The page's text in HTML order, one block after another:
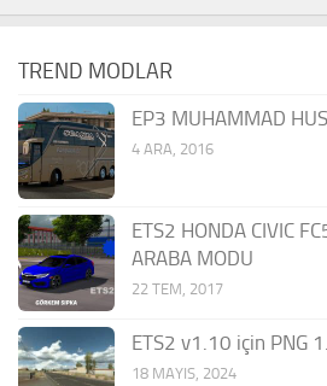
TREND MODLAR
EP3 MUHAMMAD
4 ARA, 2016
ETS2 HONDA CIVIC
ARABA MODU
22 TEM, 2017
ETS2 v1.10 için PNG
18 MAYIS, 2024